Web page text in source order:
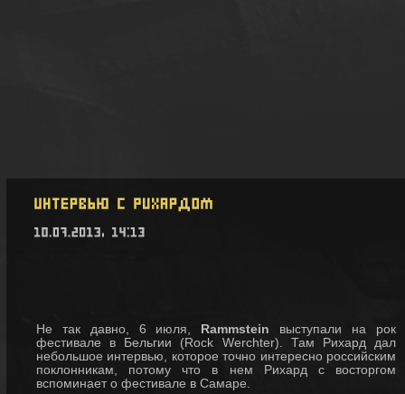
Не так давно, 6 июля, Rammstein выступали на рок
фестивале в Бельгии (Rock Werchter). Там Рихард дал
небольшое интервью, которое точно интересно российским
поклонникам, потому что в нем Рихард с восторгом
вспоминает о фестивале в Самаре.